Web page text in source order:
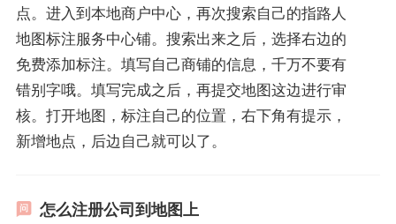
点。进入到本地商户中心，再次搜索自己的指路人
地图标注服务中心铺。搜索出来之后，选择右边的
免费添加标注。填写自己商铺的信息，千万不要有
错别字哦。填写完成之后，再提交地图这边进行审
核。打开地图，标注自己的位置，右下角有提示，
新增地点，后边自己就可以了。
怎么注册公司到地图上